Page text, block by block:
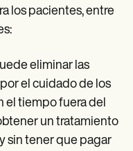
los pacientes, entre
eliminar las
el cuidado de los
el tiempo fuera del
un tratamiento
sin tener que pagar